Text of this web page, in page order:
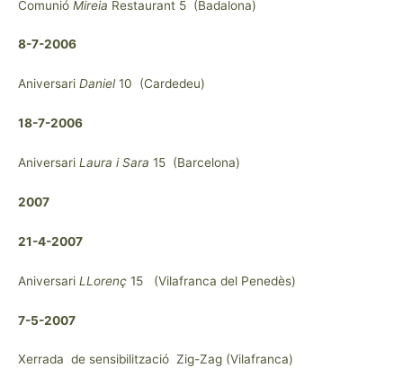
Comunió Mireia Restaurant 5 (Badalona)
8-7-2006
Aniversari Daniel10 (Cardedeu)
18-7-2006
Aniversari Laura i Sara 15 (Barcelona)
2007
21-4-2007
Aniversari LLorenç 15 (Vilafranca del Penedès)
7-5-2007
Xerrada de sensibilització Zig-Zag (Vilafranca)